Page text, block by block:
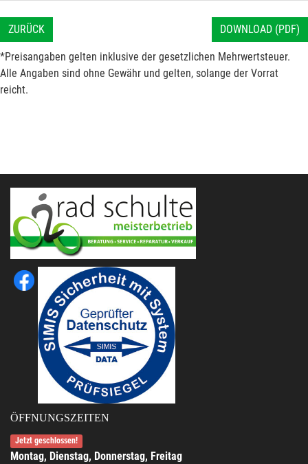
ZURÜCK DOWNLOAD (PDF)
*Preisangaben gelten inklusive der gesetzlichen Mehrwertsteuer.
Alle Angaben sind ohne Gewähr und gelten, solange der Vorrat
reicht.
ÖFFNUNGSZEITEN
Jetzt geschlossen!
Montag, Dienstag, Donnerstag, Freitag